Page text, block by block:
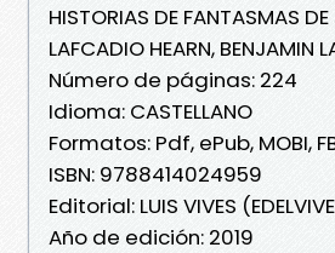
HISTORIAS DE FANTASMAS
LAFCADIO HEARN, BENJAMIN
Número de páginas: 224
Idioma: CASTELLANO
Formatos: Pdf, ePub, MOBI,
ISBN: 9788414024959
Editorial: LUIS VIVES
Año de edición: 2019